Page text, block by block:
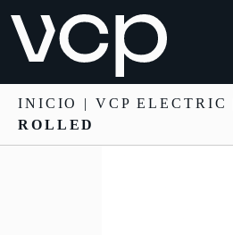
INICIO | VCP ELECTRIC
ROLLED